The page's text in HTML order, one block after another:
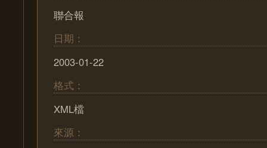
聯合報
日期：
2003-01-22
格式：
XML檔
來源：